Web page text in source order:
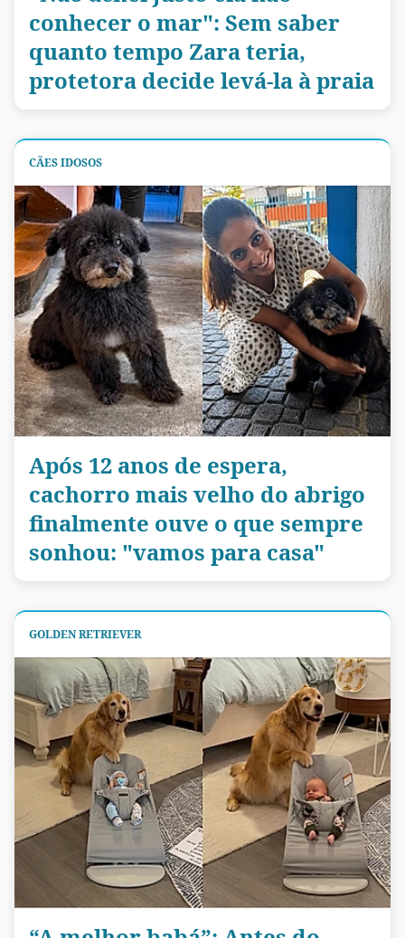
conhecer o mar": Sem saber
quanto tempo Zara teria,
protetora decide levá-la à praia
CÃES IDOSOS
Após 12 anos de espera,
cachorro mais velho do abrigo
finalmente ouve o que sempre
sonhou: "vamos para casa"
GOLDEN RETRIEVER